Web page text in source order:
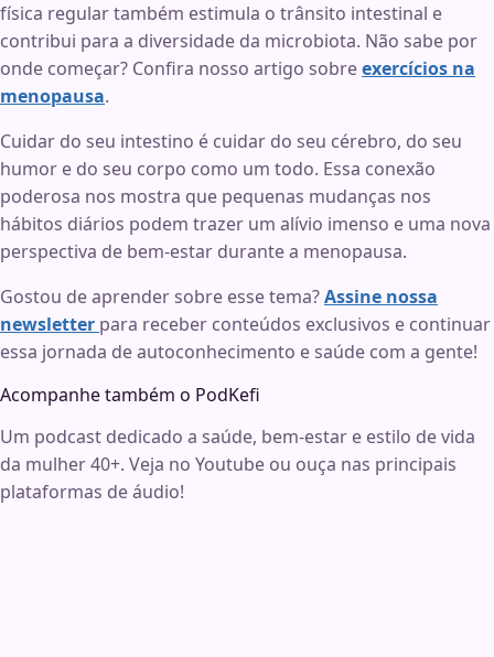
física regular também estimula o trânsito intestinal e
contribui para a diversidade da microbiota. Não sabe por
onde começar? Confira nosso artigo sobreexercícios na
menopausa.
Cuidar do seu intestino é cuidar do seu cérebro, do seu
humor e do seu corpo como um todo. Essa conexão
poderosa nos mostra que pequenas mudanças nos
hábitos diários podem trazer um alívio imenso e uma nova
perspectiva de bem-estar durante a menopausa.
Gostou de aprender sobre esse tema?Assine nossa
newsletter para receber conteúdos exclusivos e continuar
essa jornada de autoconhecimento e saúde com a gente!
Acompanhe também o PodKefi
Um podcast dedicado a saúde, bem-estar e estilo de vida
da mulher 40+. Veja no Youtube ou ouça nas principais
plataformas de áudio!